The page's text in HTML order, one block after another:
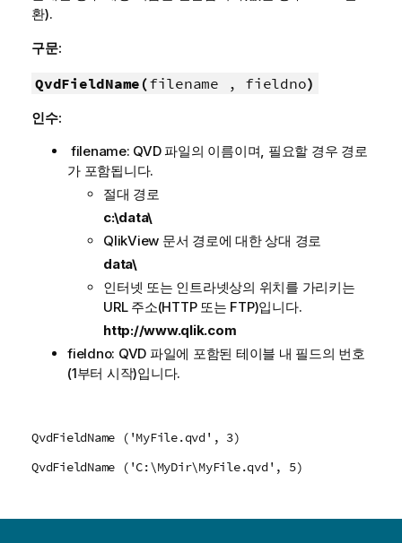
환).
구문:
QvdFieldName(filename , fieldno)
인수:
filename: QVD파일의 이름이며, 필요할 경우 경로
가 포함됩니다.
절대 경로
c:\data\
QlikView 문서 경로에 대한 상대 경로
data\
인터넷 또는 인트라넷상의 위치를 가리키는
URL 주소(HTTP또는 FTP)입니다.
http://www.qlik.com
fieldno: QVD 파일에 포함된 테이블 내 필드의 번호
(1부터 시작)입니다.
QvdFieldName ('MyFile.qvd', 3)
QvdFieldName ('C:\MyDir\MyFile.qvd', 5)